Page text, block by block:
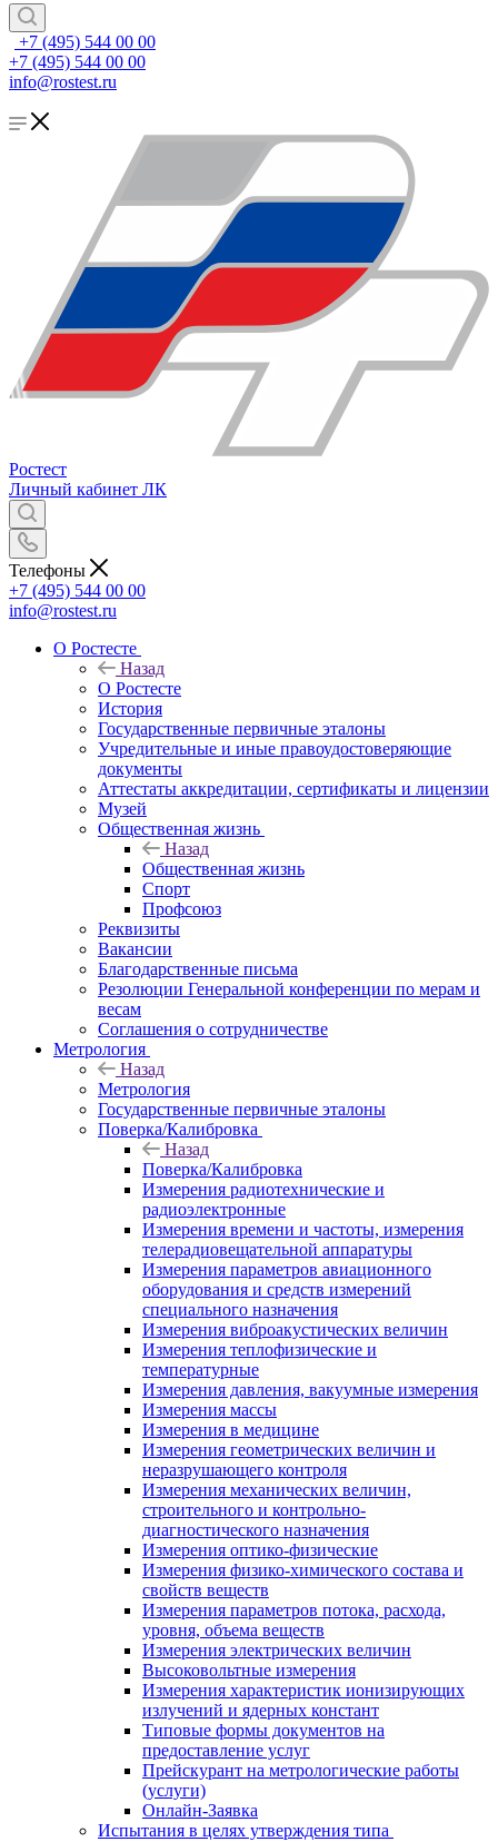
+7 (495) 544 00 00
+7 (495) 544 00 00
info@rostest.ru
Ростест
Личный кабинет ЛК
Телефоны
+7 (495) 544 00 00
info@rostest.ru
О Ростесте
Назад
О Ростесте
История
Государственные первичные эталоны
Учредительные и иные правоудостоверяющие
документы
Аттестаты аккредитации, сертификаты и лицензии
Музей
Общественная жизнь
Назад
Общественная жизнь
Спорт
Профсоюз
Реквизиты
Вакансии
Благодарственные письма
Резолюции Генеральной конференции по мерам и
весам
Соглашения о сотрудничестве
Метрология
Назад
Метрология
Государственные первичные эталоны
Поверка/Калибровка
Назад
Поверка/Калибровка
Измерения радиотехнические и
радиоэлектронные
Измерения времени и частоты, измерения
телерадиовещательной аппаратуры
Измерения параметров авиационного
оборудования и средств измерений
специального назначения
Измерения виброакустических величин
Измерения теплофизические и
температурные
Измерения давления, вакуумные измерения
Измерения массы
Измерения в медицине
Измерения геометрических величин и
неразрушающего контроля
Измерения механических величин,
строительного и контрольно-
диагностического назначения
Измерения оптико-физические
Измерения физико-химического состава и
свойств веществ
Измерения параметров потока, расхода,
уровня, объема веществ
Измерения электрических величин
Высоковольтные измерения
Измерения характеристик ионизирующих
излучений и ядерных констант
Типовые формы документов на
предоставление услуг
Прейскурант на метрологические работы
(услуги)
Онлайн-Заявка
Испытания в целях утверждения типа